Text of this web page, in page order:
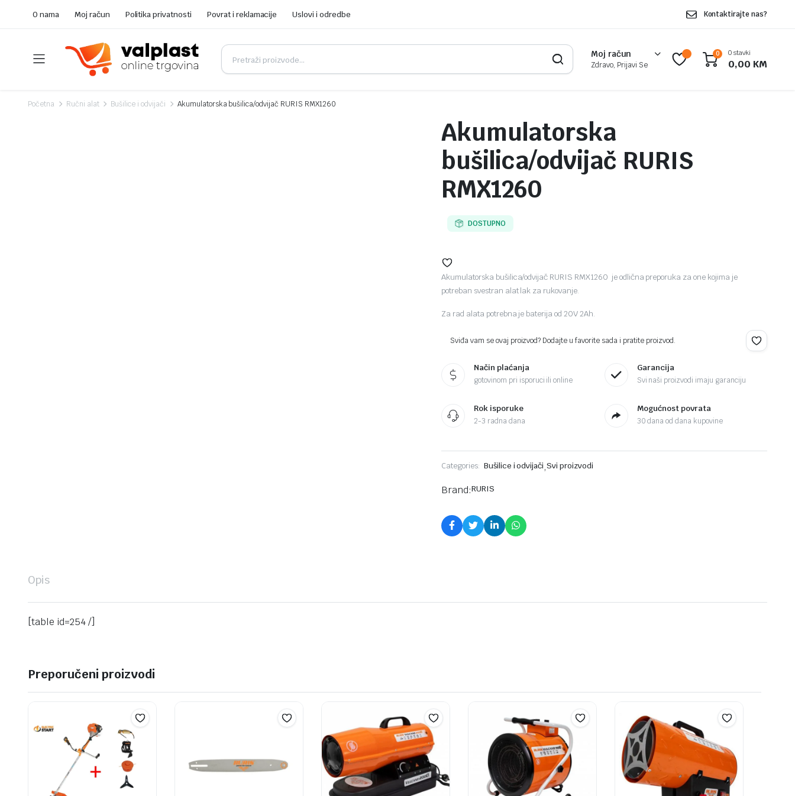
O nama Moj račun Politika privatnosti Povrat i reklamacije Uslovi i odredbe Kontaktirajte nas?
Moj račun
Zdravo, Prijavi Se
0 0 stavki
0,00 KM
Početna Ručni alat Bušilice i odvijači Akumulatorska bušilica/odvijač RURIS RMX1260
Akumulatorska
bušilica/odvijač RURIS
RMX1260
DOSTUPNO
Akumulatorska bušilica/odvijač RURIS RMX1260 je odlična preporuka za one kojima je
potreban svestran alat lak za rukovanje.
Za rad alata potrebna je baterija od 20V 2Ah.
Sviđa vam se ovaj proizvod? Dodajte u favorite sada i pratite proizvod.
Način plaćanja
gotovinom pri isporuci ili online
Garancija
Svi naši proizvodi imaju garanciju
Rok isporuke
2-3 radna dana
Mogućnost povrata
30 dana od dana kupovine
Categories: Bušilice i odvijači,Svi proizvodi
Brand:RURIS
Opis
[table id=254 /]
Preporučeni proizvodi